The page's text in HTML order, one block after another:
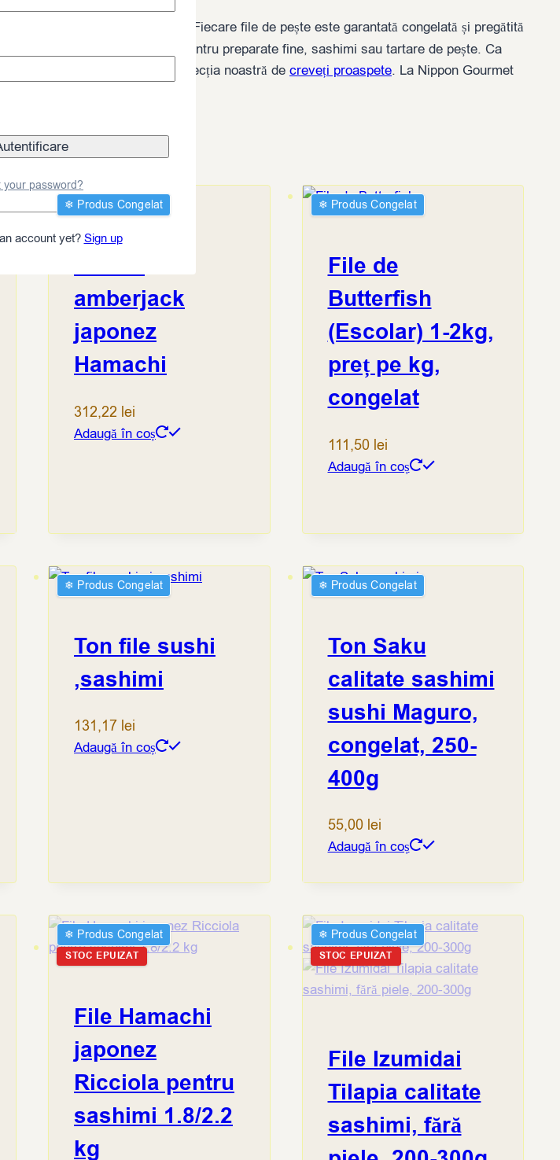
grijă de la cei mai buni furnizori. Fiecare file de pește este garantată congelată și pregătită
variată de fileuri perfecte pentru preparate fine, sashimi sau tartare de pește. Ca
premium, inclusiv selecția noastră de creveți proaspete. La Nippon Gourmet
dumneavoastră.
❄︎ Produs Congelat
File de
amberjack
japonez
Hamachi
312,22 lei
Adaugă în coș
❄︎ Produs Congelat
File de
Butterfish
(Escolar) 1-2kg,
preț pe kg,
congelat
111,50 lei
Adaugă în coș
❄︎ Produs Congelat
Ton file sushi
,sashimi
131,17 lei
Adaugă în coș
❄︎ Produs Congelat
Ton Saku
calitate sashimi
sushi Maguro,
congelat, 250-
400g
55,00 lei
Adaugă în coș
❄︎ Produs Congelat
STOC EPUIZAT
File Hamachi
japonez
Ricciola pentru
sashimi 1.8/2.2
kg
❄︎ Produs Congelat
STOC EPUIZAT
File Izumidai
Tilapia calitate
sashimi, fără
your password?
account yet?Sign up